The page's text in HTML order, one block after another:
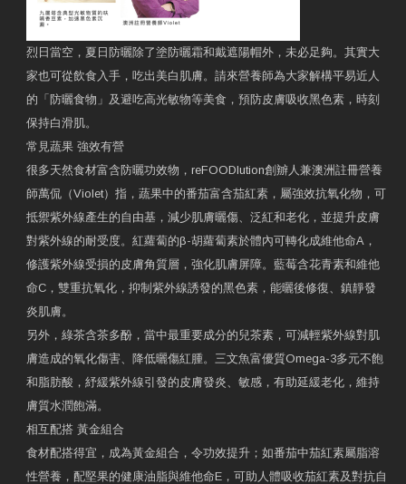
烈日當空，夏日防曬除了塗防曬霜和戴遮陽帽外，未必足夠。其實大
家也可從飲食入手，吃出美白肌膚。請來營養師為大家解構平易近人
的「防曬食物」及避吃高光敏物等美食，預防皮膚吸收黑色素，時刻
保持白滑肌。
常見蔬果 強效有營
很多天然食材富含防曬功效物，reFOODlution創辧人兼澳洲註冊營養
師萬侃（Violet）指，蔬果中的番茄富含茄紅素，屬強效抗氧化物，可
抵禦紫外線產生的自由基，減少肌膚曬傷、泛紅和老化，並提升皮膚
對紫外線的耐受度。紅蘿蔔的β-胡蘿蔔素於體內可轉化成維他命A，
修護紫外線受損的皮膚角質層，強化肌膚屏障。藍莓含花青素和維他
命C，雙重抗氧化，抑制紫外線誘發的黑色素，能曬後修復、鎮靜發
炎肌膚。
另外，綠茶含茶多酚，當中最重要成分的兒茶素，可減輕紫外線對肌
膚造成的氧化傷害、降低曬傷紅腫。三文魚富優質Omega-3多元不飽
和脂肪酸，紓緩紫外線引發的皮膚發炎、敏感，有助延緩老化，維持
膚質水潤飽滿。
相互配搭 黃金組合
食材配搭得宜，成為黃金組合，令功效提升；如番茄中茄紅素屬脂溶
性營養，配堅果的健康油脂與維他命E，可助人體吸收茄紅素及對抗自